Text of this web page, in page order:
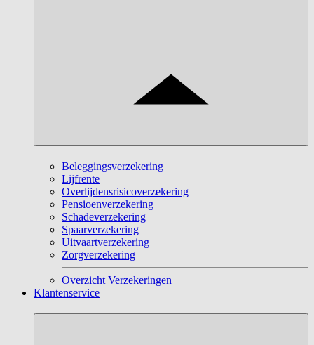
Beleggingsverzekering
Lijfrente
Overlijdensrisicoverzekering
Pensioenverzekering
Schadeverzekering
Spaarverzekering
Uitvaartverzekering
Zorgverzekering
Overzicht Verzekeringen
Klantenservice